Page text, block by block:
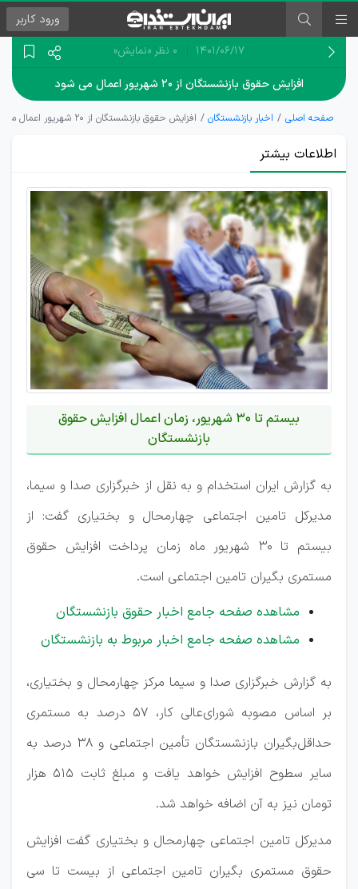
ورود کاربر
۱۴۰۱/۰۶/۱۷ 0 نظر «نمایش»
افزایش حقوق بازنشستگان از ۲۰ شهریور اعمال می شود
صفحه اصلی اخبار بازنشستگان افزایش حقوق بازنشستگان از ۲۰ شهریور اعمال می شود
اطلاعات بیشتر
بیستم تا 30 شهریور، زمان اعمال افزایش حقوق
بازنشستگان
به گزارش ایران استخدام و به نقل از خبرگزاری صدا و سیما،
مدیرکل تامین اجتماعی چهارمحال و بختیاری گفت: از
بیستم تا 30 شهریور ماه زمان پرداخت افزایش حقوق
مستمری بگیران تامین اجتماعی است.
مشاهده صفحه جامع اخبار حقوق بازنشستگان
مشاهده صفحه جامع اخبار مربوط به بازنشستگان
به گزارش خبرگزاری صدا و سیما مرکز چهارمحال و بختیاری،
بر اساس مصوبه شورای‌عالی کار، ۵۷ درصد به مستمری
حداقل‌بگیران بازنشستگان تأمین اجتماعی و ۳۸ درصد به
سایر سطوح افزایش خواهد یافت و مبلغ ثابت ۵۱۵ هزار
تومان نیز به آن اضافه خواهد شد.
مدیرکل تامین اجتماعی چهارمحال و بختیاری گفت افزایش
حقوق مستمری بگیران تامین اجتماعی از بیست تا سی